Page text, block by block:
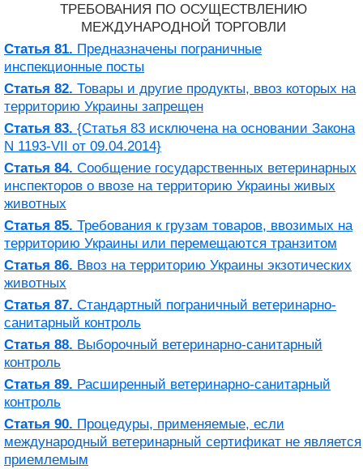
ТРЕБОВАНИЯ ПО ОСУЩЕСТВЛЕНИЮ
МЕЖДУНАРОДНОЙ ТОРГОВЛИ
Статья 81. Предназначены пограничные
инспекционные посты
Статья 82. Товары и другие продукты, ввоз которых на
территорию Украины запрещен
Статья 83. {Статья 83 исключена на основании Закона
N 1193-VII от 09.04.2014}
Статья 84. Сообщение государственных ветеринарных
инспекторов о ввозе на территорию Украины живых
животных
Статья 85. Требования к грузам товаров, ввозимых на
территорию Украины или перемещаются транзитом
Статья 86. Ввоз на территорию Украины экзотических
животных
Статья 87. Стандартный пограничный ветеринарно-
санитарный контроль
Статья 88. Выборочный ветеринарно-санитарный
контроль
Статья 89. Расширенный ветеринарно-санитарный
контроль
Статья 90. Процедуры, применяемые, если
международный ветеринарный сертификат не является
приемлемым